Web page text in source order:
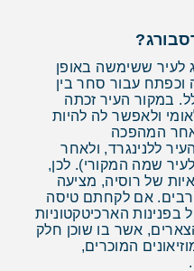
לעיר ששימשה באופן
וכפתח עבור סחר בין
במקור העיר זכתה
ולאפשר לה להיות
(בשנת 1924, לאחר המהפכה
ללנינגרד, ולאחר
שמה המקורי). לכן,
של רוסיה, מציעה
רבים. אם לקחתם טיסה
הארכיטקטוניות
אשר בו שוכן חלק
המוכרים,